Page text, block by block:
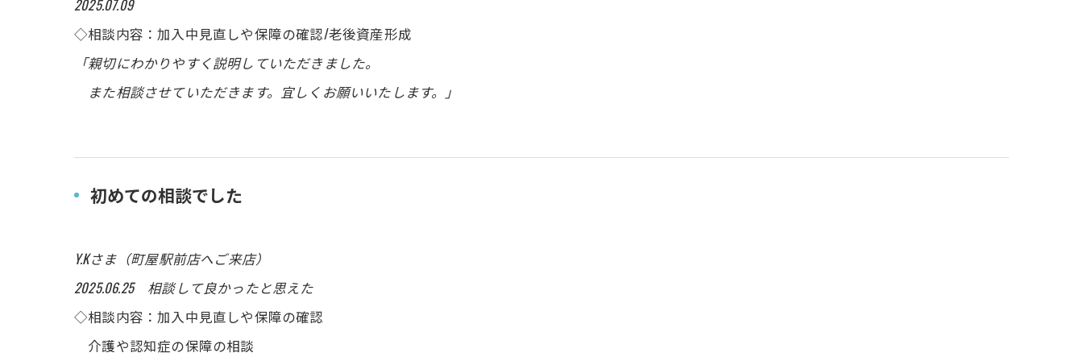
2025.07.09
◇相談内容：加入中見直しや保障の確認/老後資産形成
「親切にわかりやすく説明していただきました。
また相談させていただきます。宜しくお願いいたします。」
初めての相談でした
Y.Kさま（町屋駅前店へご来店）
2025.06.25 相談して良かったと思えた
◇相談内容：加入中見直しや保障の確認
介護や認知症の保障の相談